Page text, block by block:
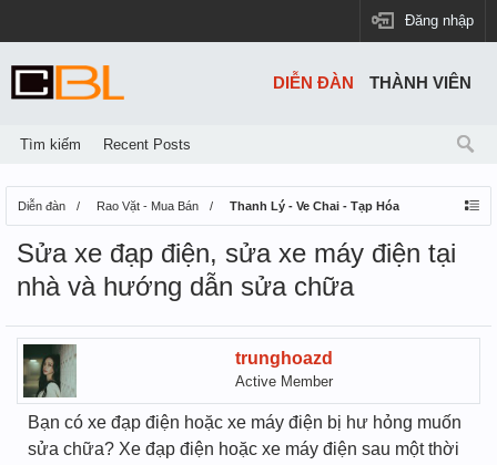
Đăng nhập
Diễn đàn Rao Vặt - Mua Bán Thanh Lý - Ve Chai - Tạp Hóa
Sửa xe đạp điện, sửa xe máy điện tại
nhà và hướng dẫn sửa chữa
trunghoazd
Active Member
Bạn có xe đạp điện hoặc xe máy điện bị hư hỏng muốn
sửa chữa? Xe đạp điện hoặc xe máy điện sau một thời
DIỄN ĐÀN
Tìm kiếm Recent Posts
THÀNH VIÊN